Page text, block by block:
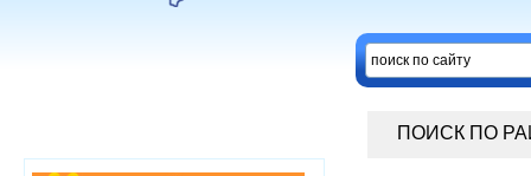
ПОИСК ПО